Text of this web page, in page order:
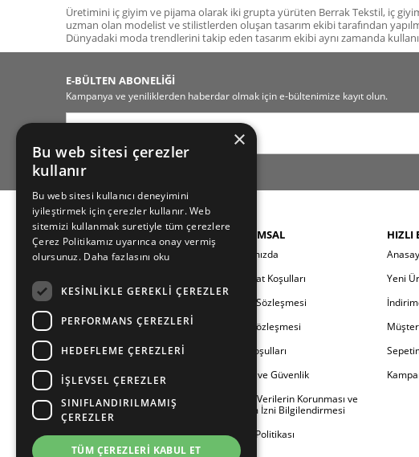
Üretimini iç giyim ve pijama olarak iki grupta yürüten Berrak Tekstil, iç
uzman olan modelist ve stilistlerden oluşan tasarım ekibi tarafından
Dünyadaki moda trendlerini takip eden tasarım ekibi aynı zamanda
E-BÜLTEN ABONELİĞİ
Kampanya ve yeniliklerden haberdar olmak için e-bültenimize kayıt olun.
KATEGORILER
Yeni Sezon
Çocuk
Aile
Berland
Outlet
KURUMSAL
Hakkımızda
Teslimat Koşulları
Üyelik Sözleşmesi
Satış Sözleşmesi
İade Koşulları
Gizlilik ve Güvenlik
Kişisel Verilerin Korunması ve
İletişim İzni Bilgilendirmesi
Çerez Politikası
HIZLI
Yeni
×
Bu web sitesi çerezler
kullanır
Bu web sitesi kullanıcı deneyimini
iyileştirmek için çerezler kullanır. Web
sitemizi kullanmak suretiyle tüm çerezlere
Çerez Politikamız uyarınca onay vermiş
olursunuz. Daha fazlasını oku
KESINLIKLE GEREKLI ÇEREZLER
PERFORMANS ÇEREZLERI
HEDEFLEME ÇEREZLERI
İŞLEVSEL ÇEREZLER
SINIFLANDIRILMAMIŞ
ÇEREZLER
TÜM ÇEREZLERI KABUL ET